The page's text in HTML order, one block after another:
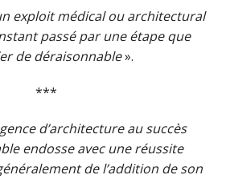
exploit médical ou architectural
passé par une étape que
de déraisonnable».
***
d’architecture au succès
endosse avec une réussite
de l’addition de son